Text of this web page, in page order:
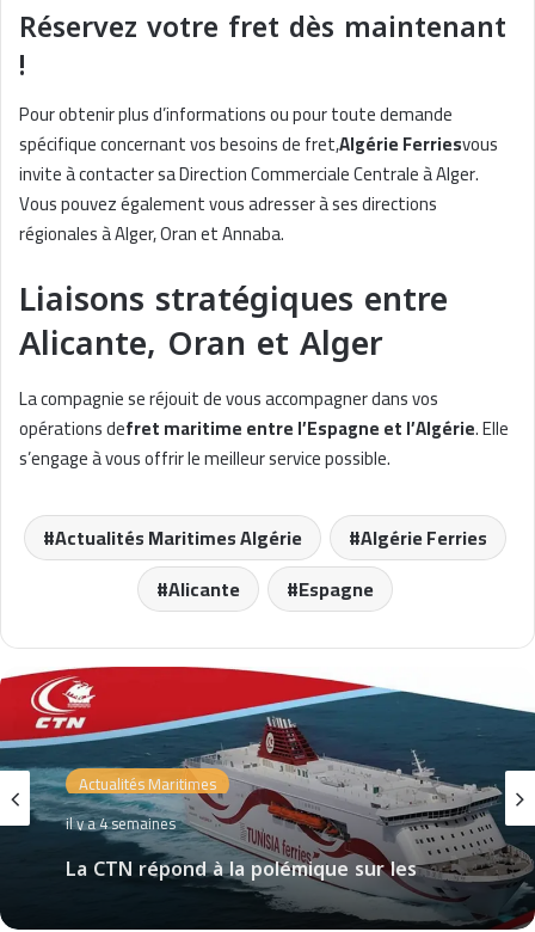
Réservez votre fret dès maintenant
!
Pour obtenir plus d’informations ou pour toute demande
spécifique concernant vos besoins de fret,Algérie Ferriesvous
invite à contacter sa Direction Commerciale Centrale à Alger.
Vous pouvez également vous adresser à ses directions
régionales à Alger, Oran et Annaba.
Liaisons stratégiques entre
Alicante, Oran et Alger
La compagnie se réjouit de vous accompagner dans vos
opérations defret maritime entre l’Espagne et l’Algérie. Elle
s’engage à vous offrir le meilleur service possible.
Actualités Maritimes Algérie
Algérie Ferries
Alicante
Espagne
Actualités Maritimes
il y a 4 semaines
La CTN répond à la polémique sur les
vibrations des cabines